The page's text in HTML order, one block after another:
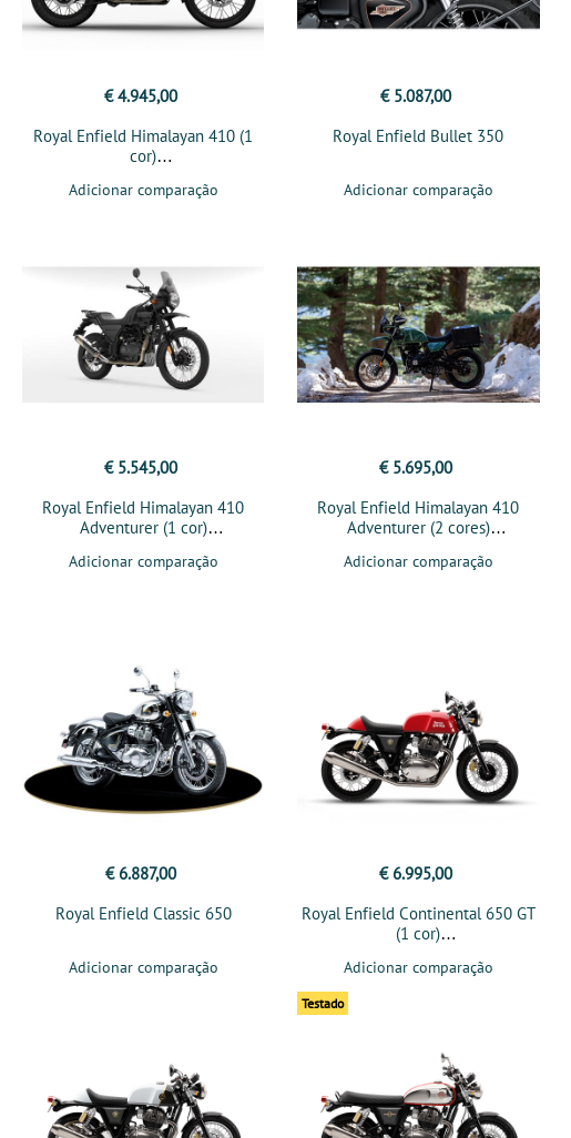
€ 4.945,00
Royal Enfield Himalayan 410 (1
cor)
Adicionar comparação
€ 5.087,00
Royal Enfield Bullet 350
Adicionar comparação
€ 5.545,00
Royal Enfield Himalayan 410
Adventurer (1 cor)
Adicionar comparação
€ 5.695,00
Royal Enfield Himalayan 410
Adventurer (2 cores)
Adicionar comparação
€ 6.887,00
Royal Enfield Classic 650
Adicionar comparação
€ 6.995,00
Royal Enfield Continental 650 GT
(1 cor)
Adicionar comparação
Testado